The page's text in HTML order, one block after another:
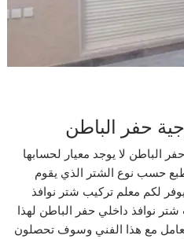
حفر الباطن
الباطن لا يوجد معيار لحسابها
حسب نوع الشتر الذي يقوم
لكم معلم تركيب شتر نوافذ
نوافذ داخلي حفر الباطن لهذا
مع هذا الفني وسوف تحصلون